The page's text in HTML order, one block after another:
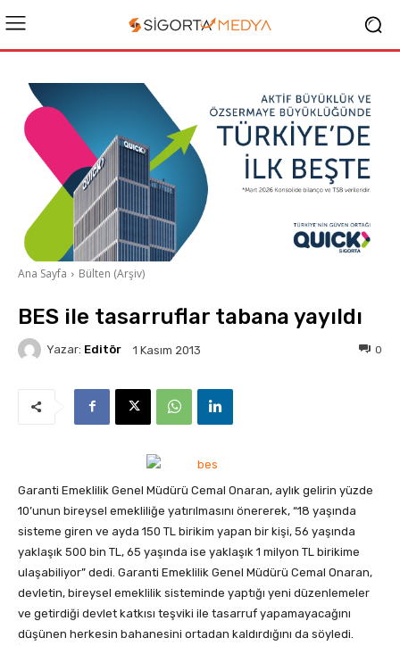
Ana Sayfa Bülten (Arşiv)
BES ile tasarruflar tabana yayıldı
Yazar: Editör 1 Kasım 2013 0
Garanti Emeklilik Genel Müdürü Cemal Onaran, aylık gelirin yüzde
10’unun bireysel emekliliğe yatırılmasını önererek, “18 yaşında
sisteme giren ve ayda 150 TL birikim yapan bir kişi, 56 yaşında
yaklaşık 500 bin TL, 65 yaşında ise yaklaşık 1 milyon TL birikime
ulaşabiliyor” dedi. Garanti Emeklilik Genel Müdürü Cemal Onaran,
devletin, bireysel emeklilik sisteminde yaptığı yeni düzenlemeler
ve getirdiği devlet katkısı teşviki ile tasarruf yapamayacağını
düşünen herkesin bahanesini ortadan kaldırdığını da söyledi.